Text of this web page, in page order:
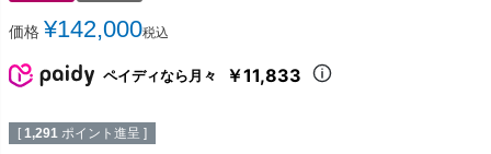
価格 ¥142,000税込
ペイディなら月々 ￥11,833
[ 1,291 ポイント進呈 ]